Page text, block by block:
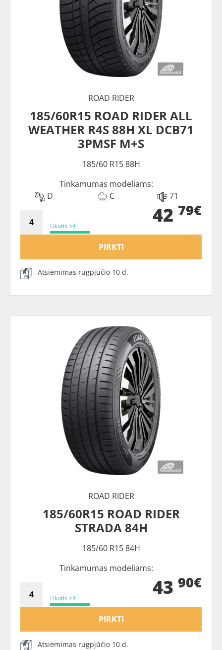
ROAD RIDER
185/60R15 ROAD RIDER ALL
WEATHER R4S 88H XL DCB71
3PMSF M+S
185/60 R15 88H
Tinkamumas modeliams:
D
C 71
Likutis >4 42 79€
PIRKTI
Atsiėmimas rugpjūčio 10 d.
ROAD RIDER
185/60R15 ROAD RIDER
STRADA 84H
185/60 R15 84H
Tinkamumas modeliams:
Likutis >4 43 90€
PIRKTI
Atsiėmimas rugpjūčio 10 d.